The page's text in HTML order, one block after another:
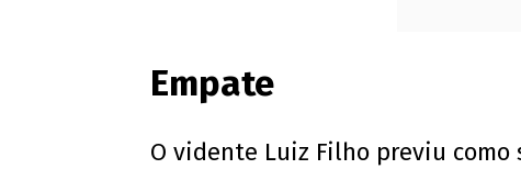
Empate
O vidente Luiz Filho previu